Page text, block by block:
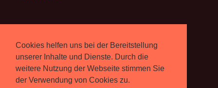
Cookies helfen uns bei der Bereitstellung
unserer Inhalte und Dienste. Durch die
weitere Nutzung der Webseite stimmen Sie
der Verwendung von Cookies zu.
Über Uns
Rebell.atberichtet seit 2003
unabhängig über Computer-
und Videospiele. ( Impressum )